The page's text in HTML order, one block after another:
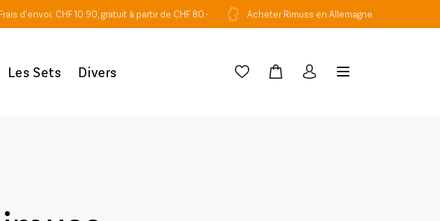
Frais d'envoi: CHF 10.90, gratuit à partir de CHF 80.- Acheter Rimuss en Allemagne
Les Sets Divers